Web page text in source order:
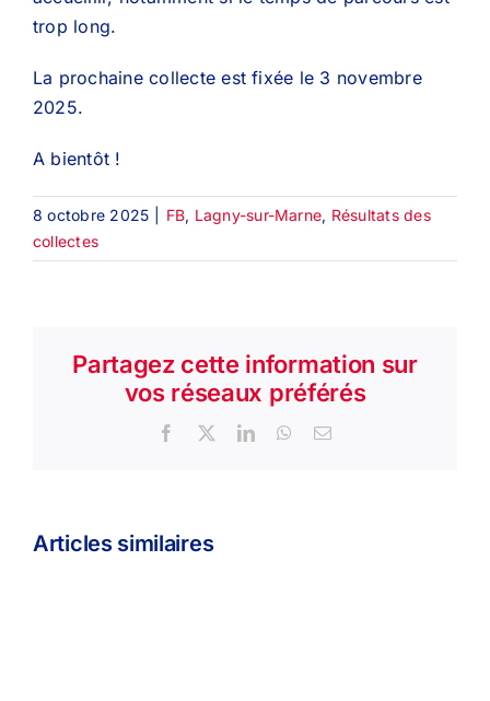
trop long.
La prochaine collecte est fixée le 3 novembre
2025.
A bientôt !
8 octobre 2025 FB, Lagny-sur-Marne, Résultats des
collectes
Partagez cette information sur
vos réseaux préférés
Facebook
X LinkedInWhatsApp
Email
Articles similaires